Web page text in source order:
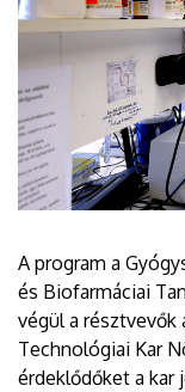
A program a
és Biofarmáciai
végül a
Technológiai Kar
érdeklődőket a